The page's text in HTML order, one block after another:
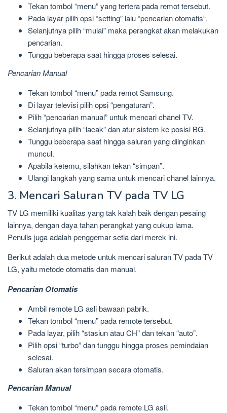
Tekan tombol “menu” yang tertera pada remot tersebut.
Pada layar pilih opsi “setting” lalu “pencarian otomatis“.
Selanjutnya pilih “mulai” maka perangkat akan melakukan
pencarian.
Tunggu beberapa saat hingga proses selesai.
Pencarian Manual
Tekan tombol “menu” pada remot Samsung.
Di layar televisi pilih opsi “pengaturan”.
Pilih “pencarian manual” untuk mencari chanel TV.
Selanjutnya pilih “lacak” dan atur sistem ke posisi BG.
Tunggu beberapa saat hingga saluran yang diinginkan
muncul.
Apabila ketemu, silahkan tekan “simpan”.
Ulangi langkah yang sama untuk mencari chanel lainnya.
3. Mencari Saluran TV pada TV LG
TV LG memiliki kualitas yang tak kalah baik dengan pesaing
lainnya, dengan daya tahan perangkat yang cukup lama.
Penulis juga adalah penggemar setia dari merek ini.
Berikut adalah dua metode untuk mencari saluran TV pada TV
LG, yaitu metode otomatis dan manual.
Pencarian Otomatis
Ambil remote LG asli bawaan pabrik.
Tekan tombol “menu” pada remote tersebut.
Pada layar, pilih “stasiun atau CH” dan tekan “auto”.
Pilih opsi “turbo” dan tunggu hingga proses pemindaian
selesai.
Saluran akan tersimpan secara otomatis.
Pencarian Manual
Tekan tombol “menu” pada remote LG asli.